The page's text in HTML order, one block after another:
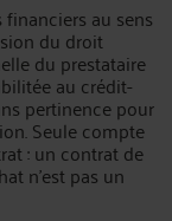
au sens
du droit
du prestataire
au crédit-
pertinence pour
Seule compte
: un contrat de
n’est pas un